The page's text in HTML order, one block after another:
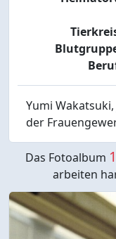
Yumi
der
Das Fotoalbum
arbeiten